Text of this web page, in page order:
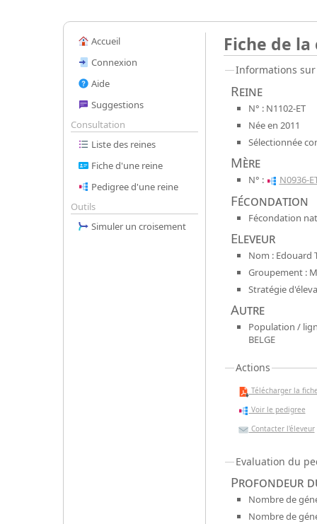
Accueil
Connexion
Aide
Suggestions
Consultation
Liste des reines
Fiche d'une reine
Pedigree d'une reine
Outils
Simuler un croisement
Fiche de la
Informations
Reine
N° : N1102-ET
Née en 2011
Sélectionnée
Mère
N° : N0936-
Fécondation
Fécondation
Eleveur
Nom : Edouard
Groupement :
Stratégie
Autre
Population /
BELGE
Actions
Télécharger la
Voir le pedigree
Contacter l'éleveur
Evaluation du
Profondeur
Nombre de
Nombre de